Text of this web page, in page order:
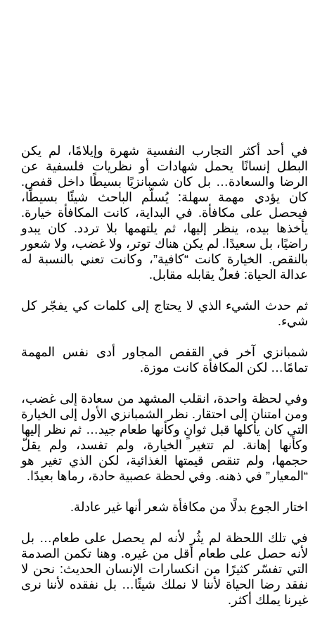
في أحد أكثر التجارب النفسية شهرة وإيلامًا، لم يكن
البطل إنسانًا يحمل شهادات أو نظريات فلسفية عن
الرضا والسعادة… بل كان شمبانزيًا بسيطًا داخل قفص.
كان يؤدي مهمة سهلة: يُسلّم الباحث شيئًا بسيطًا،
فيحصل على مكافأة. في البداية، كانت المكافأة خيارة.
يأخذها بيده، ينظر إليها، ثم يلتهمها بلا تردد. كان يبدو
راضيًا، بل سعيدًا. لم يكن هناك توتر، ولا غضب، ولا شعور
بالنقص. الخيارة كانت “كافية”، وكانت تعني بالنسبة له
عدالة الحياة: فعلٌ يقابله مقابل.
ثم حدث الشيء الذي لا يحتاج إلى كلمات كي يفجّر كل
شيء.
شمبانزي آخر في القفص المجاور أدى نفس المهمة
تمامًا… لكن المكافأة كانت موزة.
وفي لحظة واحدة، انقلب المشهد من سعادة إلى غضب،
ومن امتنان إلى احتقار. نظر الشمبانزي الأول إلى الخيارة
التي كان يأكلها قبل ثوانٍ وكأنها طعام جيد… ثم نظر إليها
وكأنها إهانة. لم تتغير الخيارة، ولم تفسد، ولم يقلّ
حجمها، ولم تنقص قيمتها الغذائية، لكن الذي تغير هو
“المعيار” في ذهنه. وفي لحظة عصبية حادة، رماها بعيدًا.
اختار الجوع بدلًا من مكافأة شعر أنها غير عادلة.
في تلك اللحظة لم يثُر لأنه لم يحصل على طعام… بل
لأنه حصل على طعام أقل من غيره. وهنا تكمن الصدمة
التي تفسّر كثيرًا من انكسارات الإنسان الحديث: نحن لا
نفقد رضا الحياة لأننا لا نملك شيئًا… بل نفقده لأننا نرى
غيرنا يملك أكثر.